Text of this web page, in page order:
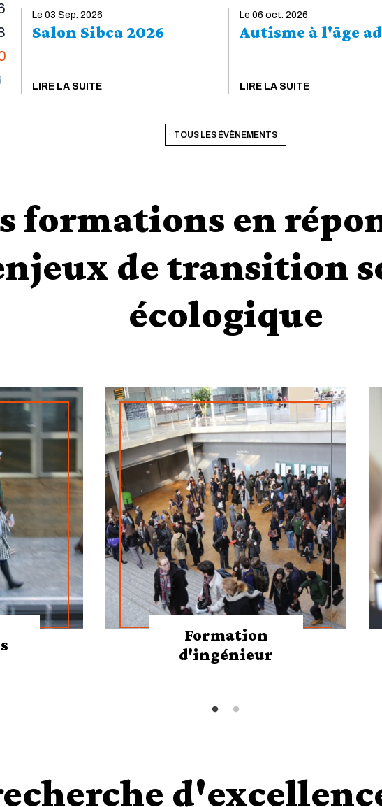
août.
LA SUITE
votre catégorie, un dossier sous...
Le 03 Sep. 2026
Salon Sibca 2026
LIRE LA SUITE
Le 06 oct. 2026
Autisme à l'âge
LIRE LA SUITE
TOUS LES ÉVÈNEMENTS
formations en
de transition
écologique
Formation
d'ingénieur